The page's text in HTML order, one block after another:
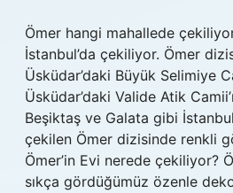
Ömer hangi mahallede
İstanbul’da çekiliyor. Ömer
Üsküdar’daki Büyük Selimiye
Üsküdar’daki Valide Atik
Beşiktaş ve Galata gibi
çekilen Ömer dizisinde renkli
Ömer’in Evi nerede çekiliyor?
sıkça gördüğümüz özenle